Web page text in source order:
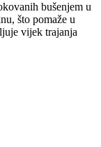
bušenjem u
što pomaže u
vijek trajanja